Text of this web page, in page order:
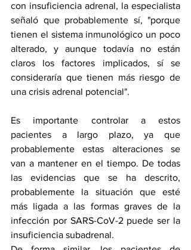
con insuficiencia adrenal, la especialista
señaló que probablemente sí, "porque
tienen el sistema inmunológico un poco
alterado, y aunque todavía no están
claros los factores implicados, sí se
consideraría que tienen más riesgo de
una crisis adrenal potencial".
Es importante controlar a estos
pacientes a largo plazo, ya que
probablemente estas alteraciones se
van a mantener en el tiempo. De todas
las evidencias que se ha descrito,
probablemente la situación que esté
más ligada a las formas graves de la
infección por SARS-CoV-2 puede ser la
insuficiencia subadrenal.